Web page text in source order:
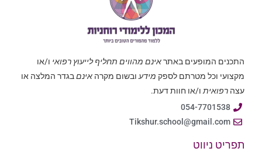
התכנים המופעים באתראינם מהווים תחליף לייעוץ רפואי ו/או
מקצועי וכל מטרתם לספק מידע ובשום מקרה אינםבגדר המלצה או
עצה רפואית ו/או חוות דעת.
054-7701538
Tikshur.school@gmail.com
תפריט ניווט